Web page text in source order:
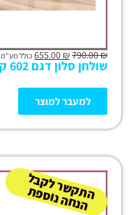
₪
790.00
₪ כולל מע"מ
שולחן סלון דגם 602 ק.ר
למעבר למוצר
ה
ת
ק
ש
ר
ל
ק
ב
ל
הנ
ח
ה נו
ס
פ
ת